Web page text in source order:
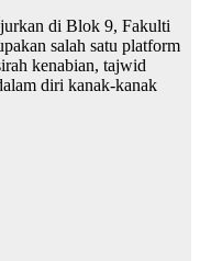
di Blok 9, Fakulti
salah satu platform
kenabian, tajwid
diri kanak-kanak